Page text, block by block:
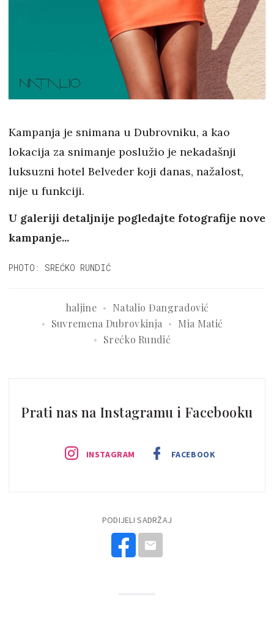
Kampanja je snimana u Dubrovniku, a kao
lokacija za snimanje poslužio je nekadašnji
luksuzni hotel Belveder koji danas, nažalost,
nije u funkciji.
U galeriji detaljnije pogledajte fotografije nove
kampanje...
PHOTO: SREĆKO RUNDIĆ
haljine
Natalio Đangradović
Suvremena Dubrovkinja
Mia Matić
Srećko Rundić
Prati nas na Instagramu i Facebooku
INSTAGRAM FACEBOOK
PODIJELI SADRŽAJ